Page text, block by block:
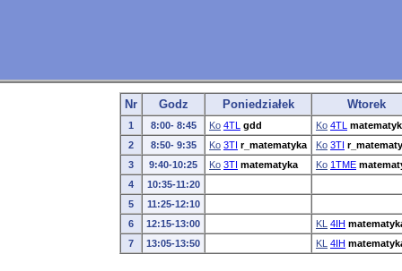
Nr Godz Poniedziałek Wtorek
1 8:00- 8:45 Ko 4TL gdd Ko 4TL
2
8:50- 9:35 Ko 3TI r_matematyka Ko 3TI
3
9:40-10:25 Ko 3TI matematyka Ko 1TME
4
10:35-11:20
5
11:25-12:10
6
12:15-13:00 KL 4IH
7
13:05-13:50 KL 4IH